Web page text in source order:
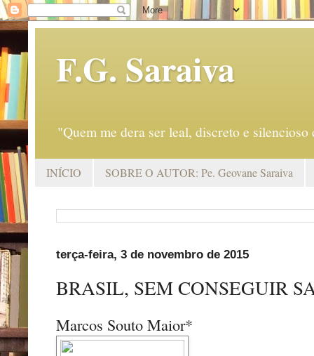
F.G. Saraiva
"Quem me dera ser leal, discreto e
INÍCIO SOBRE O AUTOR: Pe. Geovane Saraiva
terça-feira, 3 de novembro de 2015
BRASIL, SEM CONSEGUIR
Marcos Souto Maior*